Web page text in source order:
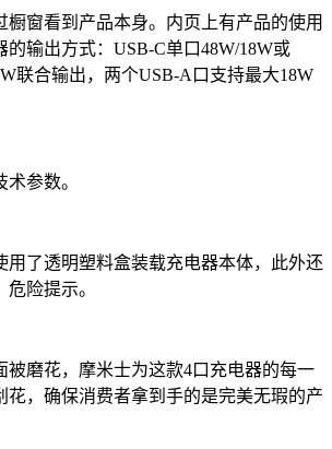
橱窗看到产品本身。内页上有产品的使用
输出方式：USB-C单口48W/18W或
联合输出，两个USB-A口支持最大18W
参数。
用了透明塑料盒装载充电器本体，此外还
险提示。
被磨花，摩米士为这款4口充电器的每一
花，确保消费者拿到手的是完美无瑕的产